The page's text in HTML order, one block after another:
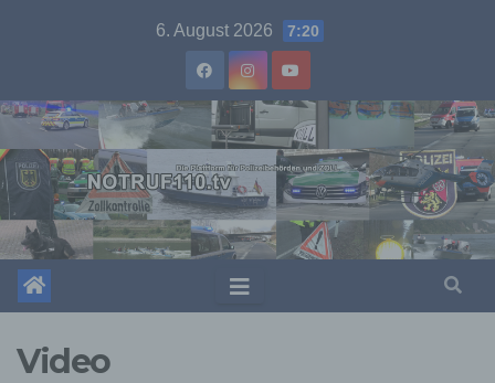
6. August 2026 7:20
Video